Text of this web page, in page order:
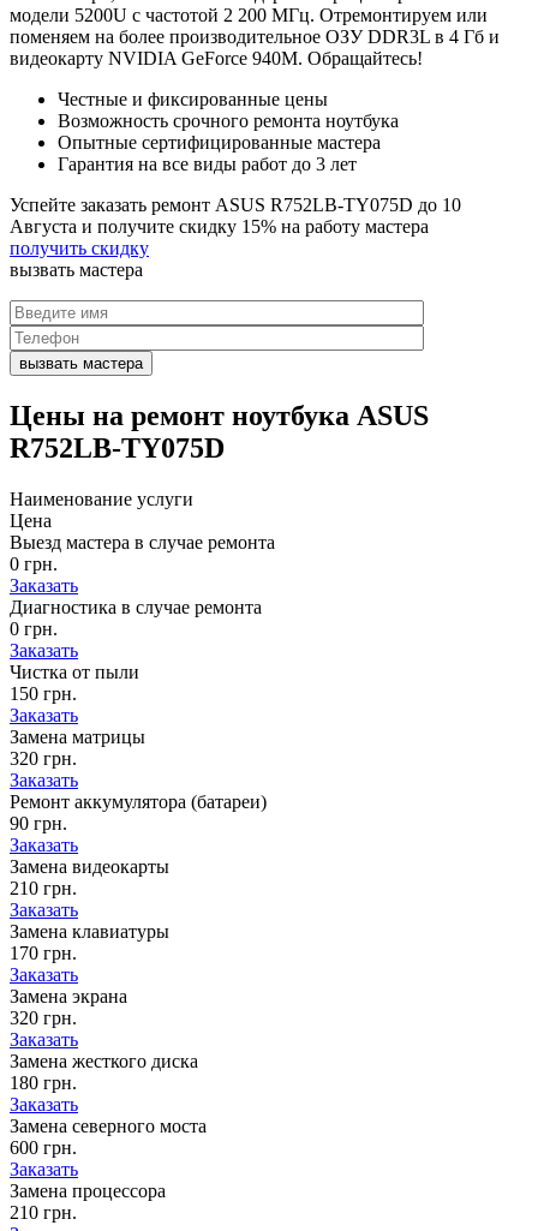
модели 5200U с частотой 2 200 МГц. Отремонтируем или
поменяем на более производительное ОЗУ DDR3L в 4 Гб и
видеокарту NVIDIA GeForce 940M. Обращайтесь!
Честные и фиксированные цены
Возможность срочного ремонта ноутбука
Опытные сертифицированные мастера
Гарантия на все виды работ до 3 лет
Успейте заказать ремонт ASUS R752LB-TY075D до 10
Августа и получите скидку 15% на работу мастера
получить скидку
вызвать мастера
Цены на ремонт ноутбука ASUS
R752LB-TY075D
Наименование услуги
Цена
Выезд мастера в случае ремонта
0 грн.
Заказать
Диагностика в случае ремонта
0 грн.
Заказать
Чистка от пыли
150 грн.
Заказать
Замена матрицы
320 грн.
Заказать
Ремонт аккумулятора (батареи)
90 грн.
Заказать
Замена видеокарты
210 грн.
Заказать
Замена клавиатуры
170 грн.
Заказать
Замена экрана
320 грн.
Заказать
Замена жесткого диска
180 грн.
Заказать
Замена северного моста
600 грн.
Заказать
Замена процессора
210 грн.